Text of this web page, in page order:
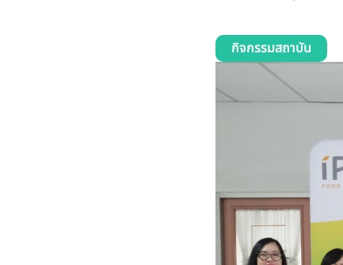
กิจกรรมสถาบัน